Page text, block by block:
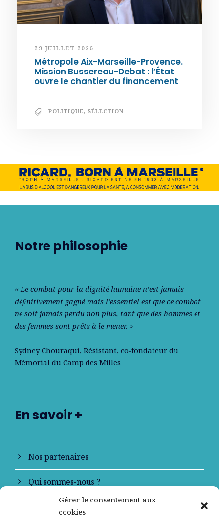
Gérer le consentement aux
cookies
29 JUILLET 2026
Métropole Aix-Marseille-Provence.
Mission Bussereau-Debat : l’État
ouvre le chantier du financement
POLITIQUE, SÉLECTION
Notre philosophie
« Le combat pour la dignité humaine n’est jamais
déﬁnitivement gagné mais l’essentiel est que ce combat
ne soit jamais perdu non plus, tant que des hommes et
des femmes sont prêts à le mener. »
Sydney Chouraqui, Résistant, co-fondateur du
Mémorial du Camp des Milles
En savoir +
Nos partenaires
Qui sommes-nous ?
Contactez-nous